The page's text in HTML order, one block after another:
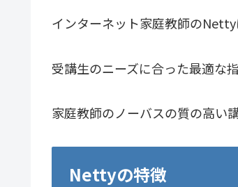
インターネット家庭教師のNetty
受講生のニーズに合った最適な
家庭教師のノーバスの質の高い
Nettyの特徴